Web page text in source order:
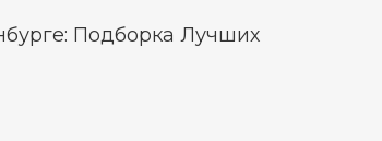
Подборка Лучших